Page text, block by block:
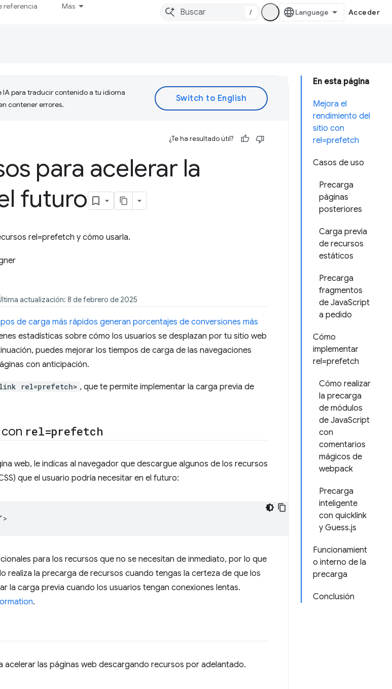
referencia Más
/ Acceder
En esta página
Mejora el
rendimiento del
sitio con
rel=prefetch
Casos de uso
Precarga
páginas
posteriores
Carga previa
de recursos
estáticos
Precarga
fragmentos
de JavaScript
a pedido
Cómo
implementar
rel=prefetch
Cómo realizar
la precarga
de módulos
de JavaScript
con
comentarios
mágicos de
webpack
Precarga
inteligente
con quicklink
y Guess.js
Funcionamient
o interno de la
precarga
Conclusión
para traducir contenido a tu idioma
contener errores.
¿Te ha resultado útil?
para acelerar la
futuro
rel=prefetch y cómo usarla.
actualización: 8 de febrero de 2025
de carga más rápidos generan porcentajes de conversiones más
estadísticas sobre cómo los usuarios se desplazan por tu sitio web
puedes mejorar los tiempos de carga de las navegaciones
con anticipación.
rel=prefetch> , que te permite implementar la carga previa de
rel=prefetch
web, le indicas al navegador que descargue algunos de los recursos
que el usuario podría necesitar en el futuro:
para los recursos que no se necesitan de inmediato, por lo que
realiza la precarga de recursos cuando tengas la certeza de que los
la carga previa cuando los usuarios tengan conexiones lentas.
.
acelerar las páginas web descargando recursos por adelantado.